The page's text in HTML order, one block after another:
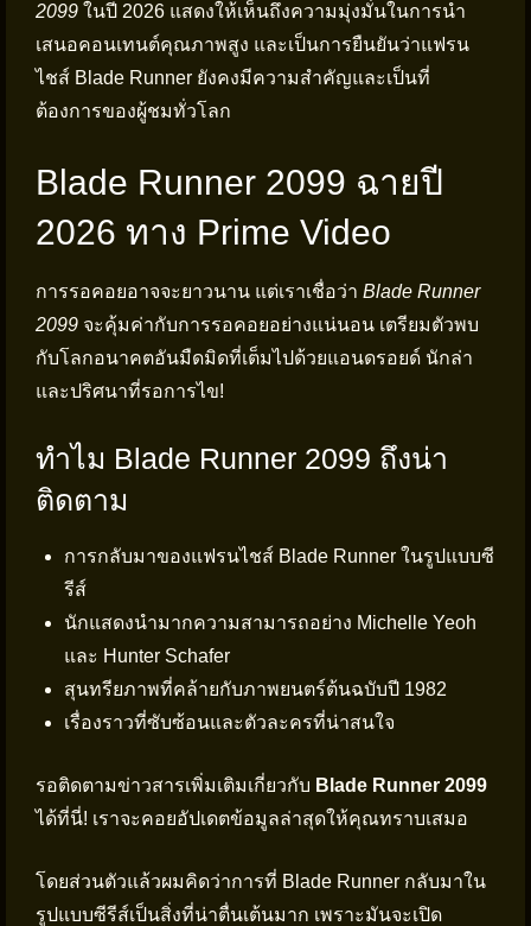
2099 ในปี 2026 แสดงให้เห็นถึงความมุ่งมั่นในการนำ
เสนอคอนเทนต์คุณภาพสูง และเป็นการยืนยันว่าแฟรน
ไชส์ Blade Runner ยังคงมีความสำคัญและเป็นที่
ต้องการของผู้ชมทั่วโลก
Blade Runner 2099 ฉายปี
2026 ทาง Prime Video
การรอคอยอาจจะยาวนาน แต่เราเชื่อว่า Blade Runner
2099 จะคุ้มค่ากับการรอคอยอย่างแน่นอน เตรียมตัวพบ
กับโลกอนาคตอันมืดมิดที่เต็มไปด้วยแอนดรอยด์ นักล่า
และปริศนาที่รอการไข!
ทำไม Blade Runner 2099 ถึงน่า
ติดตาม
การกลับมาของแฟรนไชส์ Blade Runner ในรูปแบบซี
รีส์
นักแสดงนำมากความสามารถอย่าง Michelle Yeoh
และ Hunter Schafer
สุนทรียภาพที่คล้ายกับภาพยนตร์ต้นฉบับปี 1982
เรื่องราวที่ซับซ้อนและตัวละครที่น่าสนใจ
รอติดตามข่าวสารเพิ่มเติมเกี่ยวกับ Blade Runner 2099
ได้ที่นี่! เราจะคอยอัปเดตข้อมูลล่าสุดให้คุณทราบเสมอ
โดยส่วนตัวแล้วผมคิดว่าการที่ Blade Runner กลับมาใน
รูปแบบซีรีส์เป็นสิ่งที่น่าตื่นเต้นมาก เพราะมันจะเปิด